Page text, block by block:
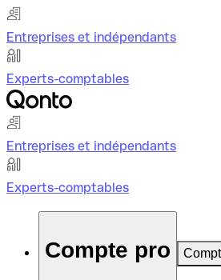
Entreprises et indépendants
Experts-comptables
Entreprises et indépendants
Experts-comptables
Compte pro